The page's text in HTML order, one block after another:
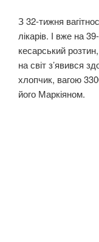
З 32-тижня
лікарів. І вже на
кесарський
на світ з’явився
хлопчик, вагою
його Маркіяном.